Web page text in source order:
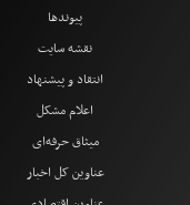
پیوندها
نقشه سایت
انتقاد و پیشنهاد
اعلام مشکل
میثاق حرفه‌ای
عناوین کل اخبار